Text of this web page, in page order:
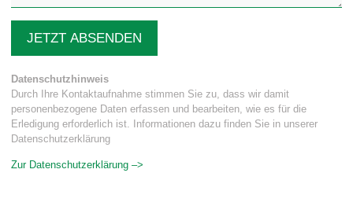
JETZT ABSENDEN
Datenschutzhinweis
Durch Ihre Kontaktaufnahme stimmen Sie zu, dass wir damit
personenbezogene Daten erfassen und bearbeiten, wie es für die
Erledigung erforderlich ist. Informationen dazu finden Sie in unserer
Datenschutzerklärung
Zur Datenschutzerklärung –>